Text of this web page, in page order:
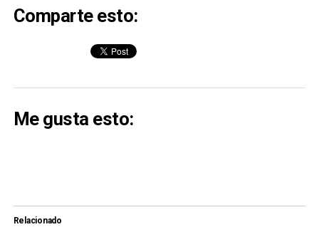
Comparte esto:
Me gusta esto:
Relacionado